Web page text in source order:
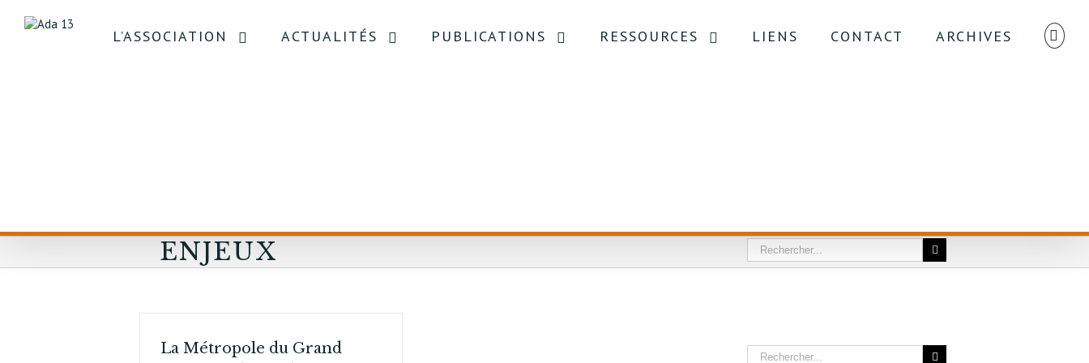
L’ASSOCIATION ACTUALITÉS PUBLICATIONS RESSOURCES LIENS CONTACT ARCHIVES
ENJEUX
La Métropole du Grand